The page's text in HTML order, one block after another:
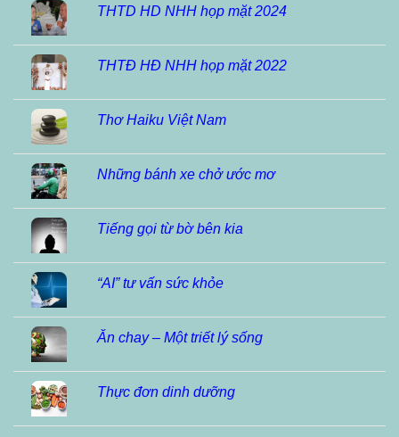
THTD HD NHH họp mặt 2024
THTĐ HĐ NHH họp mặt 2022
Thơ Haiku Việt Nam
Những bánh xe chở ước mơ
Tiếng gọi từ bờ bên kia
“AI” tư vấn sức khỏe
Ăn chay – Một triết lý sống
Thực đơn dinh dưỡng